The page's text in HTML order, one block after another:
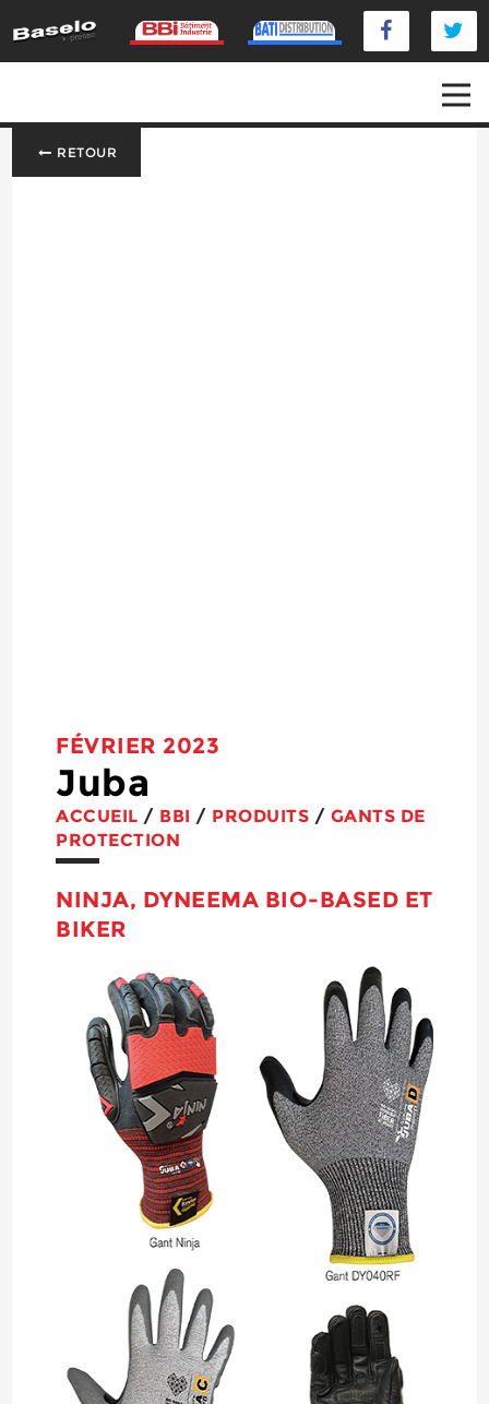
RETOUR
FÉVRIER 2023
Juba
ACCUEIL / BBI / PRODUITS / GANTS DE
PROTECTION
NINJA, DYNEEMA BIO-BASED ET
BIKER